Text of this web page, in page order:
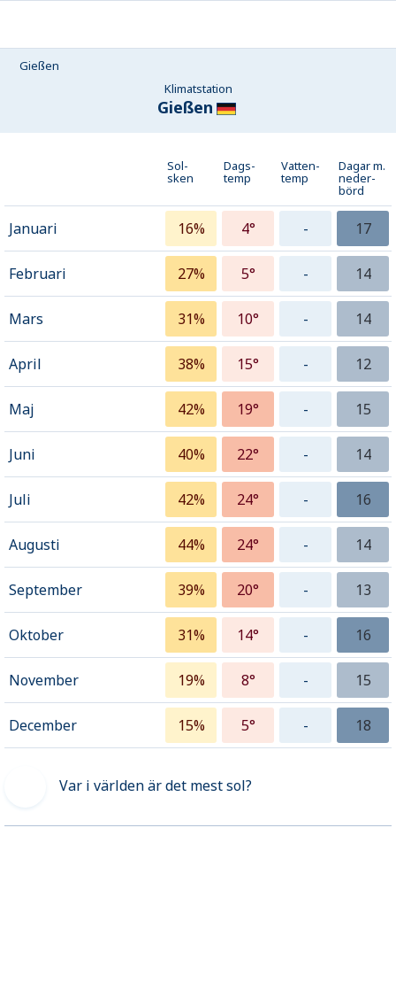
Gießen
Klimatstation
Gießen
Sol-
sken
Dags-
temp
Vatten-
temp
Dagar m.
neder­
börd
Januari 16% 4° - 17
Februari 27% 5° - 14
Mars 31% 10° - 14
April 38% 15° - 12
Maj 42% 19° - 15
Juni 40% 22° - 14
Juli 42% 24° - 16
Augusti 44% 24° - 14
September 39% 20° - 13
Oktober 31% 14° - 16
November 19% 8° - 15
December 15% 5° - 18
Var i världen är det mest sol?